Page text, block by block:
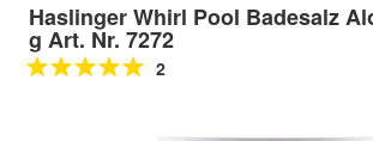
Haslinger Whirl Pool Badesalz
g Art. Nr. 7272
2